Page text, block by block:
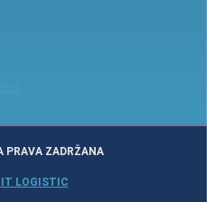
ZADRŽANA
IT LOGISTIC